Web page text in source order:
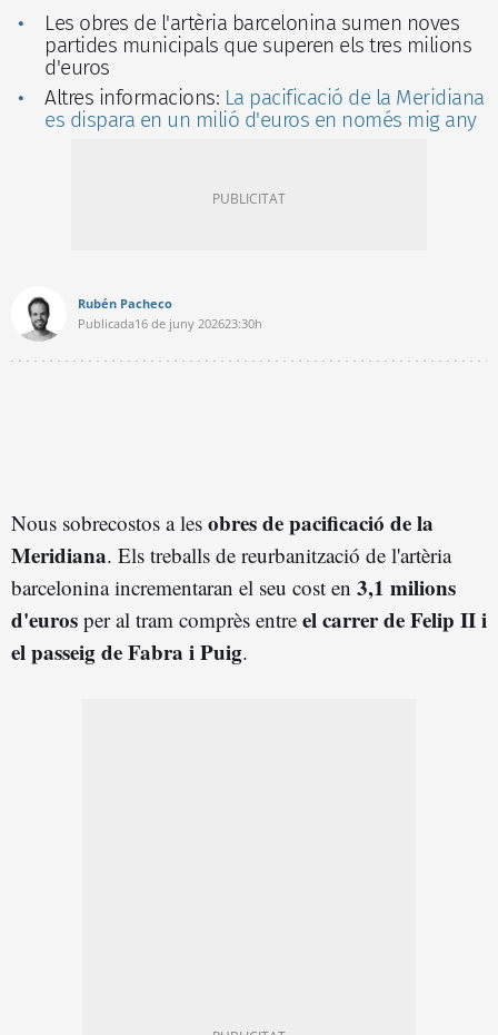
Les obres de l'artèria barcelonina sumen noves
partides municipals que superen els tres milions
d'euros
Altres informacions: La pacificació de la Meridiana
es dispara en un milió d'euros en només mig any
Rubén Pacheco
Publicada16 de juny 202623:30h
Nous sobrecostos a les obres de pacificació de la
Meridiana. Els treballs de reurbanització de l'artèria
barcelonina incrementaran el seu cost en 3,1 milions
d'euros per al tram comprès entre el carrer de Felip II i
el passeig de Fabra i Puig.